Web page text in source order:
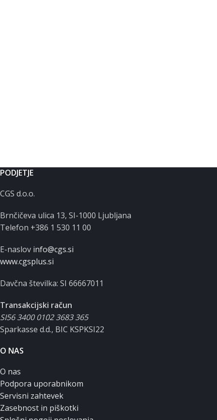
PODJETJE
CGS d.o.o.
Brnčičeva ulica 13, SI-1000 Ljubljana
Telefon +386 1 530 11 00
E-naslov info@cgs.si
www.cgsplus.si
Davčna številka: SI 66667011
Transakcijski račun
SI56 3400 0102 3683 365
Sparkasse d.d., BIC KSPKSI22
O NAS
O nas
Podpora uporabnikom
Servisni zahtevek
Zasebnost in piškotki